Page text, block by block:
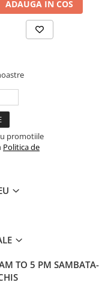
ADAUGA IN COS
promotiile
Politica de
TO 5 PM SAMBATA-